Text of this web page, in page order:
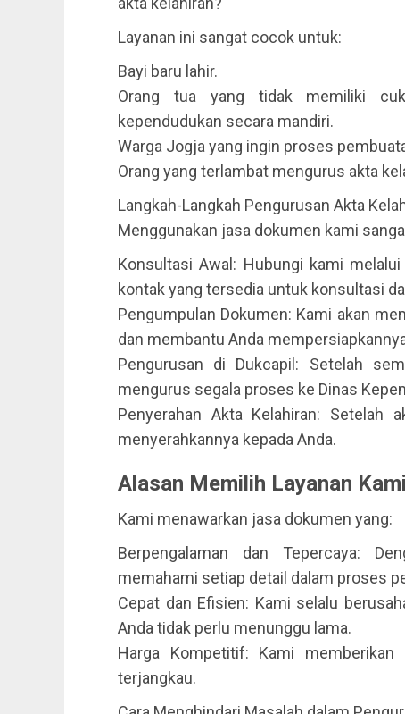
Layanan ini sangat cocok untuk:
Bayi baru lahir.
Orang tua yang tidak memiliki
kependudukan secara mandiri.
Warga Jogja yang ingin proses
Orang yang terlambat mengurus akta
Langkah-Langkah Pengurusan Akta
Menggunakan jasa dokumen kami
Konsultasi Awal: Hubungi kami
kontak yang tersedia untuk konsultasi
Pengumpulan Dokumen: Kami akan
dan membantu Anda
Pengurusan di Dukcapil: Setelah
mengurus segala proses ke Dinas
Penyerahan Akta Kelahiran: Setelah
menyerahkannya kepada Anda.
Alasan Memilih Layanan
Kami menawarkan jasa dokumen yang:
Berpengalaman dan Tepercaya:
memahami setiap detail dalam proses
Cepat dan Efisien: Kami selalu
Anda tidak perlu menunggu lama.
Harga Kompetitif: Kami
terjangkau.